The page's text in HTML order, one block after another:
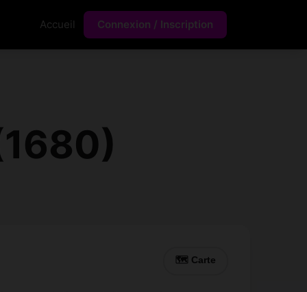
Accueil Connexion / Inscription
🗺 Carte